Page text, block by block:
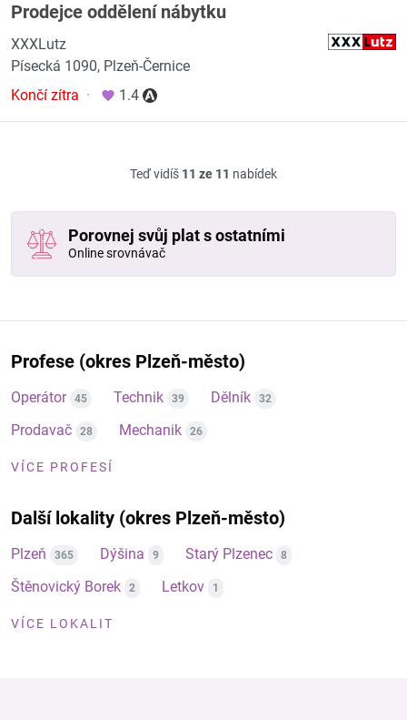
Prodejce oddělení nábytku
XXXLutz
Písecká 1090, Plzeň-Černice
Končí zítra · 1.4
Teď vidíš 11 ze 11 nabídek
Porovnej svůj plat s ostatními
Online srovnávač
Profese (okres Plzeň-město)
Operátor 45 Technik 39 Dělník 32
Prodavač 28 Mechanik 26
VÍCE PROFESÍ
Další lokality (okres Plzeň-město)
Plzeň 365 Dýšina 9 Starý Plzenec 8
Štěnovický Borek 2 Letkov 1
VÍCE LOKALIT